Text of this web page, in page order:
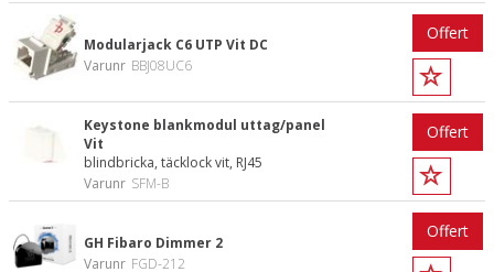
Modularjack C6 UTP Vit DC
Varunr BBJ08UC6
Offert
Keystone blankmodul uttag/panel
Vit
blindbricka, täcklock vit, RJ45
Varunr SFM-B
Offert
GH Fibaro Dimmer 2
Varunr FGD-212
Offert